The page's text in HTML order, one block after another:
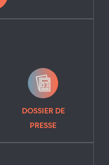
DOSSIER DE
PRESSE